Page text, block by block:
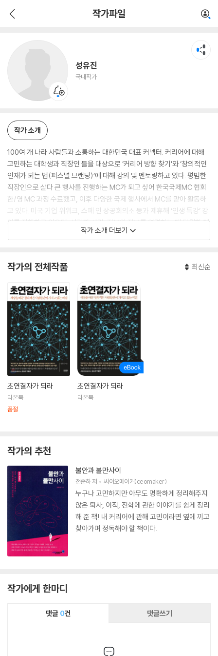
작가파일
성유진
국내작가
작가 소개
100여 개 나라 사람들과 소통하는 대한민국 대표 커넥터. 커리어에 대해
고민하는 대학생과 직장인 들을 대상으로 ‘커리어 방향 찾기’와 ‘창의적인
인재가 되는 법(퍼스널 브랜딩)’에 대해 강의 및 멘토링하고 있다. 평범한
직장인으로 살다 큰 행사를 진행하는 MC가 되고 싶어 한국국제MC 협회
한/영 MC 과정 수료했고, 이후 다양한 국제 행사에서 MC를 맡아 활동하
고 있다. 미국 기업 위워크, 스페 인 상공회의소 등과 제휴해 ‘인생 특강’ 강
의를 진행하고 있으며, 사람과 사람, 정보와 정보를 연결하는 데 탁월한 재
능을 발휘해 ‘연결 전문가’, ‘걸어 다니는 링크드인 ’, ‘강의 기획 전문가’ 등
고려대학교 국제대학원 졸업 후 직장 생활과 IE 비즈니스 스쿨 MBA 과정
공유하고 싶어 본격적인 1:1 퍼스널 브랜딩 컨설팅과 관련 강의를 시작했
다. 강의 기회가 주어지지 않는 초기에는 행사 사회를 맡는 등 끊임없이 도
전했다. 카이스트 경영대학 국제 협력팀을 거쳐 현재는 세계적인 경영대학
원 IE 비즈니스 스쿨 한국 대표로 매일 29개국 지사 사람들과 소통하고 있
으며, 학생과 직장인 대상으로 영문 이력서 작성 상담 및 작성법 강의를 6
년째 진행하고 있다.
인생에서 변화를 고민하는 이들에게 시행착오를 줄이고 도움되는 정보를
제공하자는 목표를 가지고 이 책을 집필했다.
작가 소개 더보기
작가의 전체작품 최신순
초연결자가 되라
라온북
품절
초연결자가 되라
라온북
작가의 추천
불안과 불만사이
전준하저 씨이오메이커(ceomaker)
누구나 고민하지만 아무도 명확하게 정리해주지
않은 퇴사, 이직, 진학에 관한 이야기를 쉽게 정리
해 준 책! 내 커리어에 관해 고민이라면 옆에 끼고
찾아가며 정독해야 할 책이다.
작가에게 한마디
댓글 0건 댓글쓰기